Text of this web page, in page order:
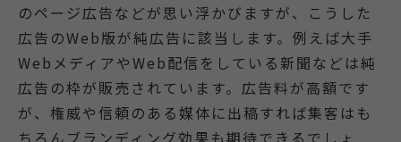
のページ広告などが思い浮かびますが、こうした
広告のWeb版が純広告に該当します。例えば大手
WebメディアやWeb配信をしている新聞などは純
広告の枠が販売されています。広告料が高額です
が、権威や信頼のある媒体に出稿すれば集客はも
ちろんブランディング効果も期待できるでしょ